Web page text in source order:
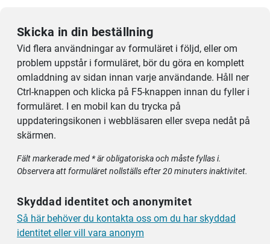
Skicka in din beställning
Vid flera användningar av formuläret i följd, eller om
problem uppstår i formuläret, bör du göra en komplett
omladdning av sidan innan varje användande. Håll ner
Ctrl-knappen och klicka på F5-knappen innan du fyller i
formuläret. I en mobil kan du trycka på
uppdateringsikonen i webbläsaren eller svepa nedåt på
skärmen.
Fält markerade med * är obligatoriska och måste fyllas i.
Observera att formuläret nollställs efter 20 minuters inaktivitet.
Skyddad identitet och anonymitet
Så här behöver du kontakta oss om du har skyddad
identitet eller vill vara anonym